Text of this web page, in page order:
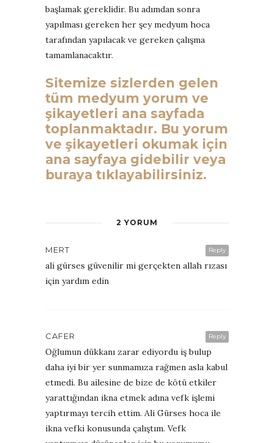
başlamak gereklidir. Bu adımdan sonra
yapılması gereken her şey medyum hoca
tarafından yapılacak ve gereken çalışma
tamamlanacaktır.
Sitemize sizlerden gelen
tüm medyum yorum ve
şikayetleri ana sayfada
toplanmaktadır. Bu yorum
ve şikayetleri okumak için
ana sayfaya gidebilir veya
buraya tıklayabilirsiniz.
2 YORUM
Reply
MERT
ali gürses güvenilir mi gerçekten allah rızası
için yardım edin
Reply
CAFER
Oğlumun dükkanı zarar ediyordu iş bulup
daha iyi bir yer sunmamıza rağmen asla kabul
etmedi. Bu ailesine de bize de kötü etkiler
yarattığından ikna etmek adına vefk işlemi
yaptırmayı tercih ettim. Ali Gürses hoca ile
ikna vefki konusunda çalıştım. Vefk